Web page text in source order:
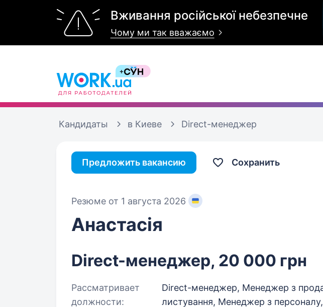
Вживання російської небезпечне
Чому ми так вважаємо
Кандидаты в Киеве Direct-менеджер
Предложить вакансию Сохранить
Резюме от 1 августа 2026
Анастасія
Direct-менеджер, 20 000 грн
Рассматривает
должности:
Direct-менеджер, Менеджер з
листування, Менеджер з